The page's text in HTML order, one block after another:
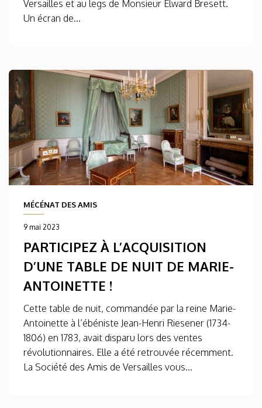
Versailles et au legs de Monsieur Elward Bresett.
Un écran de...
MÉCÉNAT DES AMIS
9 mai 2023
PARTICIPEZ À L’ACQUISITION
D’UNE TABLE DE NUIT DE MARIE-
ANTOINETTE !
Cette table de nuit, commandée par la reine Marie-
Antoinette à l’ébéniste Jean-Henri Riesener (1734-
1806) en 1783, avait disparu lors des ventes
révolutionnaires. Elle a été retrouvée récemment.
La Société des Amis de Versailles vous...